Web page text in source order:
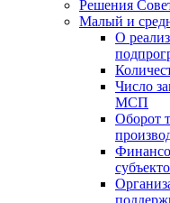
Решения
Малый и
О
Число
МСП
Оборот